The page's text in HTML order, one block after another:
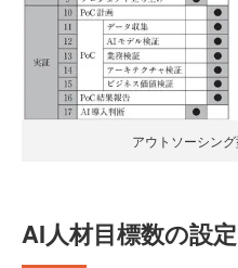
アウトソーシン
AI人材目標数の設定